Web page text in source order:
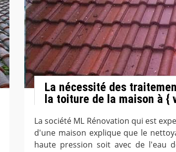
La nécessité des
la toiture de la maison à {
La société ML Rénovation qui est
d'une maison explique que le
haute pression soit avec de l'eau